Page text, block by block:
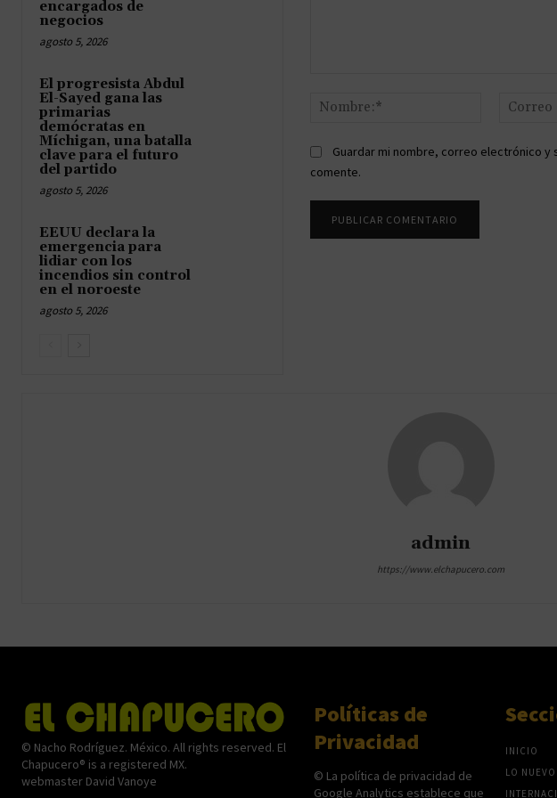
encargados de
negocios
agosto 5, 2026
El progresista Abdul
El-Sayed gana las
primarias
demócratas en
Míchigan, una batalla
clave para el futuro
del partido
agosto 5, 2026
EEUU declara la
emergencia para
lidiar con los
incendios sin control
en el noroeste
agosto 5, 2026
Nombre:*
Guardar mi nombre, correo electrónico
comente.
admin
https://www.elchapucero.com
© Nacho Rodríguez. México. All rights reserved. El
Chapucero® is a registered MX.
webmaster David Vanoye
Políticas de
Privacidad
© La política de privacidad de
Google Analytics establece que
INICIO
LO NUEVO